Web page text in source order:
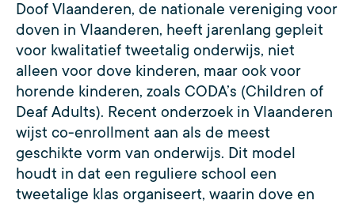
Doof Vlaanderen, de nationale vereniging voor
doven in Vlaanderen, heeft jarenlang gepleit
voor kwalitatief tweetalig onderwijs, niet
alleen voor dove kinderen, maar ook voor
horende kinderen, zoals CODA’s (Children of
Deaf Adults). Recent onderzoek in Vlaanderen
wijst co-enrollment aan als de meest
geschikte vorm van onderwijs. Dit model
houdt in dat een reguliere school een
tweetalige klas organiseert, waarin dove en